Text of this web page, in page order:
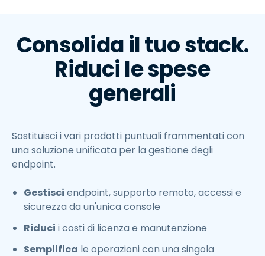
Consolida il tuo stack.
Riduci le spese
generali
Sostituisci i vari prodotti puntuali frammentati con
una soluzione unificata per la gestione degli
endpoint.
Gestisci endpoint, supporto remoto, accessi e
sicurezza da un'unica console
Riduci i costi di licenza e manutenzione
Semplifica le operazioni con una singola